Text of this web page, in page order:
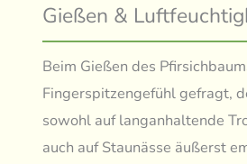
Gießen &
Beim Gießen des
Fingerspitzengefühl gefragt,
sowohl auf langanhaltende
auch auf Staunässe äußerst